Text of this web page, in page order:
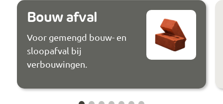
Bouw afval
Voor gemengd bouw- en
sloopafval bij
verbouwingen.